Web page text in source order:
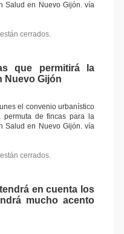
Salud en Nuevo Gijón. vía
cerrados.
que permitirá la
Nuevo Gijón
el convenio urbanístico
permuta de fincas para la
Salud en Nuevo Gijón. vía
cerrados.
en cuenta los
mucho acento